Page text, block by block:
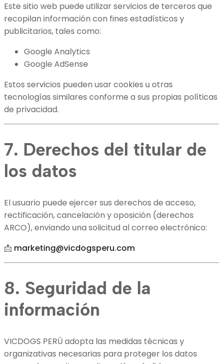
Este sitio web puede utilizar servicios de terceros que
recopilan información con fines estadísticos y
publicitarios, tales como:
Google Analytics
Google AdSense
Estos servicios pueden usar cookies u otras
tecnologías similares conforme a sus propias políticas
de privacidad.
7. Derechos del titular de
los datos
El usuario puede ejercer sus derechos de acceso,
rectificación, cancelación y oposición (derechos
ARCO), enviando una solicitud al correo electrónico:
📩 marketing@vicdogsperu.com
8. Seguridad de la
información
VICDOGS PERÚ adopta las medidas técnicas y
organizativas necesarias para proteger los datos